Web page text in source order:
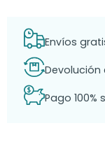
Envíos
Devolución
Pago